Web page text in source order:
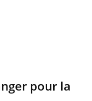
pour la